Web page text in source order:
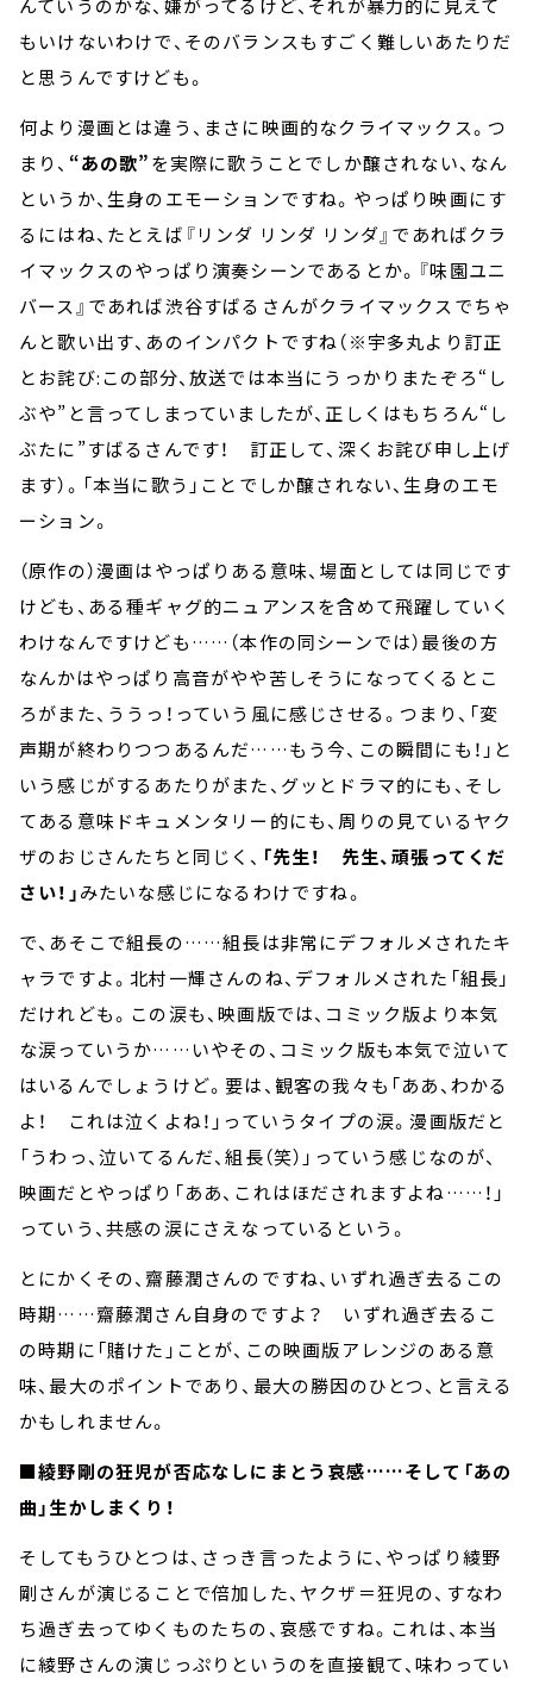
んていうのかな、嫌がってるけど、それが暴力的に見えて
もいけないわけで、そのバランスもすごく難しいあたりだ
と思うんですけども。
何より漫画とは違う、まさに映画的なクライマックス。つ
まり、 “あの歌”を実際に歌うことでしか醸されない、なん
というか、生身のエモーションですね。やっぱり映画にす
るにはね、たとえば『リンダ リンダ リンダ』であればクラ
イマックスのやっぱり演奏シーンであるとか。『味園ユニ
バース』であれば渋谷すばるさんがクライマックスでちゃ
んと歌い出す、あのインパクトですね（※宇多丸より訂正
とお詫び:この部分、放送では本当にうっかりまたぞろ“し
ぶや”と言ってしまっていましたが、正しくはもちろん“し
ぶたに”すばるさんです！ 訂正して、深くお詫び申し上げ
ます）。「本当に歌う」ことでしか醸されない、生身のエモ
ーション。
（原作の）漫画はやっぱりある意味、場面としては同じです
けども、ある種ギャグ的ニュアンスを含めて飛躍していく
わけなんですけども……（本作の同シーンでは）最後の方
なんかはやっぱり高音がやや苦しそうになってくるとこ
ろがまた、ううっ！っていう風に感じさせる。つまり、「変
声期が終わりつつあるんだ……もう今、この瞬間にも！」と
いう感じがするあたりがまた、グッとドラマ的にも、そし
てある意味ドキュメンタリー的にも、周りの見ているヤク
ザのおじさんたちと同じく、 「先生！ 先生、頑張ってくだ
さい！」みたいな感じになるわけですね。
で、あそこで組長の……組長は非常にデフォルメされたキ
ャラですよ。北村一輝さんのね、デフォルメされた「組長」
だけれども。この涙も、映画版では、コミック版より本気
な涙っていうか……いやその、コミック版も本気で泣いて
はいるんでしょうけど。要は、観客の我々も「ああ、わかる
よ！ これは泣くよね！」っていうタイプの涙。漫画版だと
「うわっ、泣いてるんだ、組長（笑）」っていう感じなのが、
映画だとやっぱり「ああ、これはほだされますよね……！」
っていう、共感の涙にさえなっているという。
とにかくその、齋藤潤さんのですね、いずれ過ぎ去るこの
時期……齋藤潤さん自身のですよ？ いずれ過ぎ去るこ
の時期に「賭けた」ことが、この映画版アレンジのある意
味、最大のポイントであり、最大の勝因のひとつ、と言える
かもしれません。
■綾野剛の狂児が否応なしにまとう哀感……そして「あの
曲」生かしまくり！
そしてもうひとつは、さっき言ったように、やっぱり綾野
剛さんが演じることで倍加した、ヤクザ＝狂児の、すなわ
ち過ぎ去ってゆくものたちの、哀感ですね。これは、本当
に綾野さんの演じっぷりというのを直接観て、味わってい